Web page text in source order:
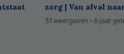
zorg | Van afval
31 weergaven · 6 jaar